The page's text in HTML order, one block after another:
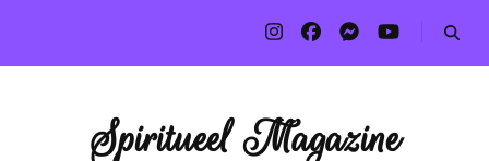
Spiritueel Magazine